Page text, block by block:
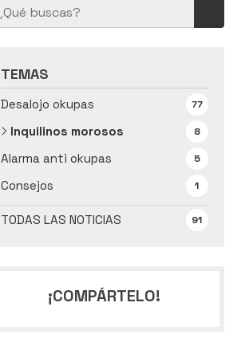
TEMAS
TODAS LAS NOTICIAS 91
Desalojo okupas 77
Inquilinos morosos 8
Alarma anti okupas 5
Consejos 1
¡COMPÁRTELO!